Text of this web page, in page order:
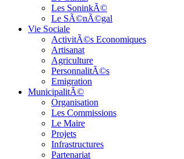
Les SoninkÃ©
Le SÃ©nÃ©gal
Vie Sociale
ActivitÃ©s Economiques
Artisanat
Agriculture
PersonnalitÃ©s
Emigration
MunicipalitÃ©
Organisation
Les Commissions
Le Maire
Projets
Infrastructures
Partenariat